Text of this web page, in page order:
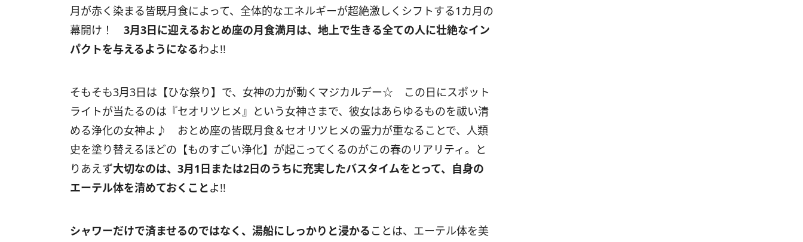
月が赤く染まる皆既月食によって、全体的なエネルギーが超絶激しくシフトする1 カ月の
幕開け！ 3月3日に迎えるおとめ座の月食満月は、地上で生きる全ての人に壮絶なイン
パクトを与えるようになるわよ!!
そもそも3月3日は【ひな祭り】で、女神の力が動くマジカルデー☆ この日にスポット
ライトが当たるのは『セオリツヒメ』という女神さまで、彼女はあらゆるものを祓い清
める浄化の女神よ♪ おとめ座の皆既月食＆セオリツヒメの霊力が重なることで、人類
史を塗り替えるほどの【ものすごい浄化】が起こってくるのがこの春のリアリティ。と
りあえず大切なのは、 3月1日または2日のうちに充実したバスタイムをとって、自身の
エーテル体を清めておくことよ!!
シャワーだけで済ませるのではなく、湯船にしっかりと浸かる ことは、エーテル体を美